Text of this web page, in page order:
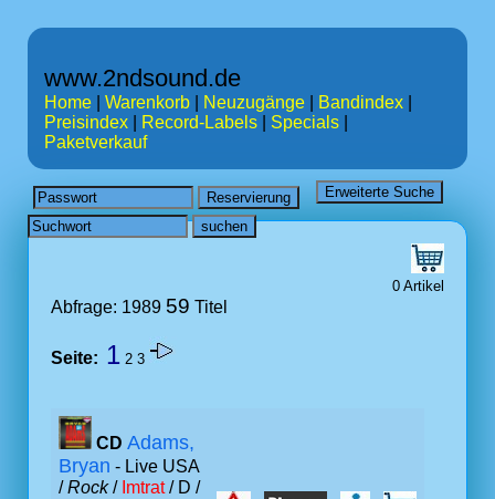
www.2ndsound.de
Home Warenkorb Neuzugänge Bandindex
Preisindex
Record-Labels Specials
Paketverkauf
0 Artikel
Abfrage: 1989 59 Titel
Seite: 1 2 3
CD Adams,
Bryan - Live USA
/Rock/ Imtrat/ D /